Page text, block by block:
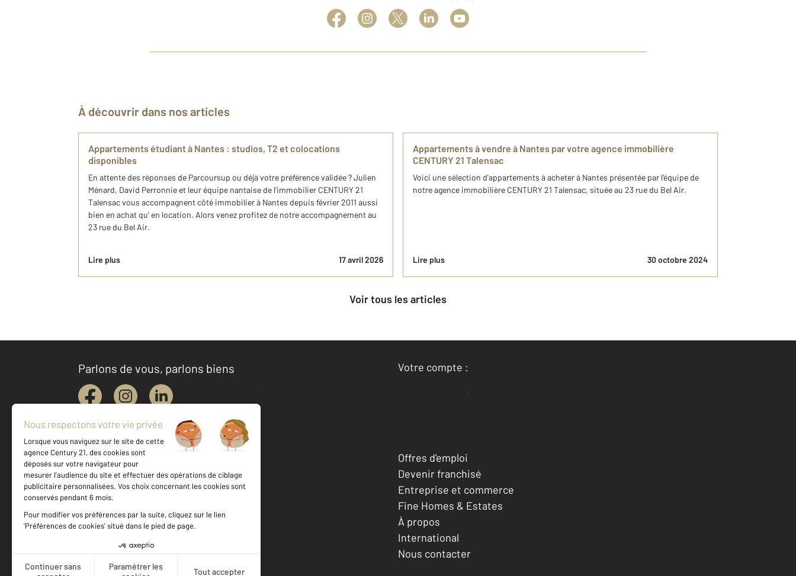
À découvrir dans nos articles
Appartements étudiant à Nantes : studios, T2 et colocations
disponibles
En attente des réponses de Parcoursup ou déjà votre préférence validée ? Julien
Ménard, David Perronnie et leur équipe nantaise de l'immobilier CENTURY 21
Talensac vous accompagnent côté immobilier à Nantes depuis février 2011 aussi
bien en achat qu' en location. Alors venez profitez de notre accompagnement au
23 rue du Bel Air.
Lire plus 17 avril 2026
Appartements à vendre à Nantes par votre agence immobilière
CENTURY 21 Talensac
Voici une sélection d'appartements à acheter à Nantes présentée par l'équipe de
notre agence immobilière CENTURY 21 Talensac, située au 23 rue du Bel Air.
Lire plus 30 octobre 2024
Voir tous les articles
Parlons de vous, parlons biens
Votre compte :
Accéder à mon compte
Votre agence est notée
Achat
Location
Offres d'emploi
Devenir franchisé
Entreprise et commerce
Fine Homes & Estates
À propos
International
Nous contacter